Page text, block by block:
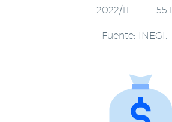
2022/11 55.1
Fuente: INEGI.